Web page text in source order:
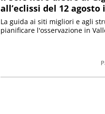
all’eclissi del 12 agosto
La guida ai siti migliori e agli
pianificare l'osservazione in